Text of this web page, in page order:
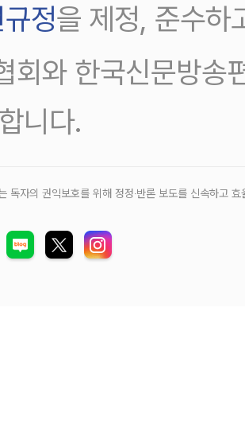
정을 제정, 준수하
회와 한국신문방송
니다.
독자의 권익보호를 위해 정정‧반론 보도를 신속하고